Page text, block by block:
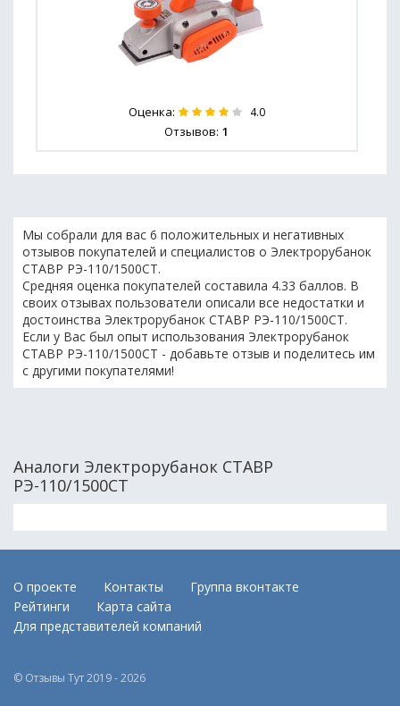
Оценка: 4.0
Отзывов: 1
Мы собрали для вас 6 положительных и негативных
отзывов покупателей и специалистов о Электрорубанок
СТАВР РЭ-110/1500СТ.
Средняя оценка покупателей составила 4.33 баллов. В
своих отзывах пользователи описали все недостатки и
достоинства Электрорубанок СТАВР РЭ-110/1500СТ.
Если у Вас был опыт использования Электрорубанок
СТАВР РЭ-110/1500СТ - добавьте отзыв и поделитесь им
с другими покупателями!
Аналоги Электрорубанок СТАВР
РЭ-110/1500СТ
О проекте Контакты
Группа вконтакте
Рейтинги
Карта сайта
Для представителей компаний
© Отзывы Тут 2019 - 2026